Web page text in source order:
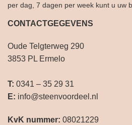
per dag, 7 dagen per week kunt u uw
CONTACTGEGEVENS
Oude Telgterweg 290
3853 PL Ermelo
T: 0341 – 35 29 31
E: info@steenvoordeel.nl
KvK nummer: 08021229